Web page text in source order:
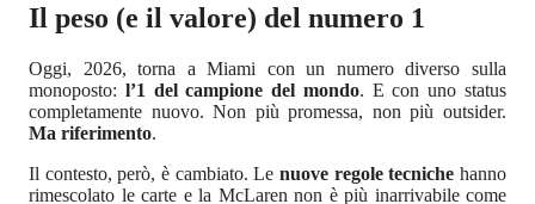
Il peso (e il valore) del numero 1
Oggi, 2026, torna a Miami con un numero diverso sulla
monoposto: l’1 del campione del mondo. E con uno status
completamente nuovo. Non più promessa, non più outsider.
Ma riferimento.
Il contesto, però, è cambiato. Le nuove regole tecniche hanno
rimescolato le carte e la McLaren non è più inarrivabile come